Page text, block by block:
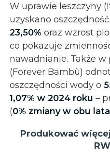
W uprawie leszczyny
uzyskano
23,50% oraz wzrost
co pokazuje
nawadnianie. Także
(Forever Bambù)
oszczędności wody o
1,07% w 2024 roku –
(0% zmiany w obu
Produkować